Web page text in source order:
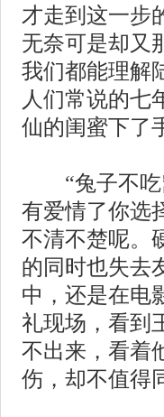
才走到这一步
无奈可是却又
我们都能理解
人们常说的七
仙的闺蜜下了
“兔子不吃
有爱情了你选
不清不楚呢。
的同时也失去
中，还是在电
礼现场，看到
不出来，看着
伤，却不值得